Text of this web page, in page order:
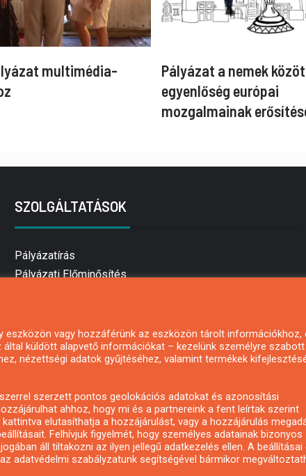
multimédia-
Pályázat a nemek
egyenlőség európai
mozgalmainak
SZOLGÁLTATÁSOK
Pályázatírás
Pályázati Előminősítés
Mezőgazdasági pályázatírás
Pályázatírás magánszemélyeknek
Pályázatírás civil szervezeteknek
Pályázatfigyelés
Specifikus pályázatfigyelés vagy hírlevél
vagy hozzáférünk az eszközön tárolt információkhoz,
küldött alapvető információkat – kezelünk személyre szabott
nézettségi adatok gyűjtéséhez, valamint termékek
szerzett pontos geolokációs adatokat és azonosítási
ahhoz, hogy mi és a partnereink a fent leírtak szerint
elutasíthatja a hozzájárulást, vagy a hozzájárulás
Felhívjuk figyelmét, hogy személyes adatainak bizonyos
áll tiltakozni az ilyen jellegű adatkezelés ellen. A beállításai
adatvédelmi szabályzatunk segítségével bármikor